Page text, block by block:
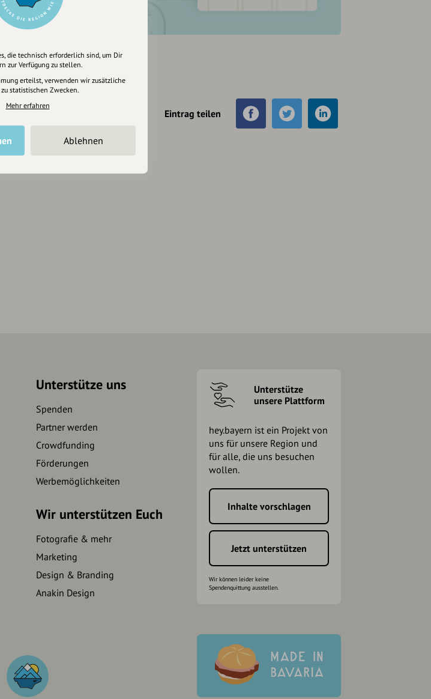
Eintrag teilen
Unterstütze uns
Spenden
Partner werden
Crowdfunding
Förderungen
Werbemöglichkeiten
Wir unterstützen Euch
Fotografie & mehr
Marketing
Design & Branding
Anakin Design
Unterstütze
unsere Plattform
hey.bayern ist ein Projekt von
uns für unsere Region und
für alle, die uns besuchen
wollen.
Inhalte vorschlagen
Jetzt unterstützen
Wir können leider keine
Spendenquittung ausstellen.
die technisch erforderlich sind, um Dir
zur Verfügung zu stellen.
erteilst, verwenden wir zusätzliche
zu statistischen Zwecken.
Mehr erfahren
Ablehnen